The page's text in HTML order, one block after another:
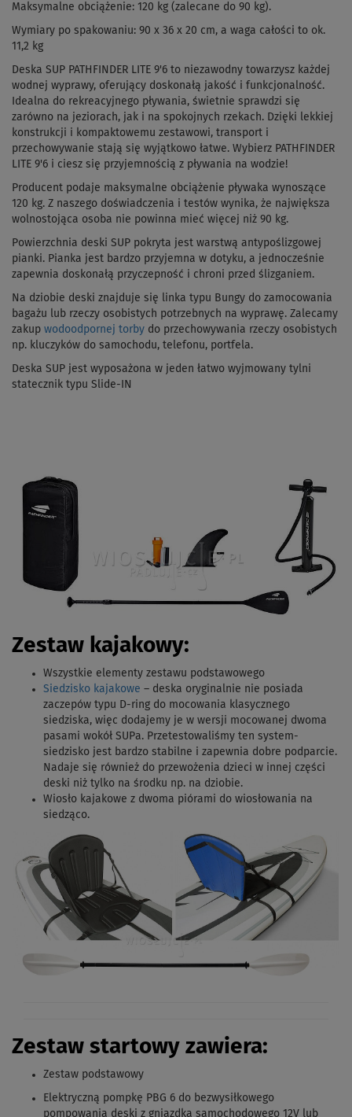
Maksymalne obciążenie: 120 kg (zalecane do 90 kg).
Wymiary po spakowaniu: 90 x 36 x 20 cm, a waga całości to ok.
11,2 kg
Deska SUP PATHFINDER LITE 9'6 to niezawodny towarzysz każdej
wodnej wyprawy, oferujący doskonałą jakość i funkcjonalność.
Idealna do rekreacyjnego pływania, świetnie sprawdzi się
zarówno na jeziorach, jak i na spokojnych rzekach. Dzięki lekkiej
konstrukcji i kompaktowemu zestawowi, transport i
przechowywanie stają się wyjątkowo łatwe. Wybierz PATHFINDER
LITE 9'6 i ciesz się przyjemnością z pływania na wodzie!
Producent podaje maksymalne obciążenie pływaka wynoszące
120 kg. Z naszego doświadczenia i testów wynika, że największa
wolnostojąca osoba nie powinna mieć więcej niż 90 kg.
Powierzchnia deski SUP pokryta jest warstwą antypoślizgowej
pianki. Pianka jest bardzo przyjemna w dotyku, a jednocześnie
zapewnia doskonałą przyczepność i chroni przed ślizganiem.
Na dziobie deski znajduje się linka typu Bungy do zamocowania
bagażu lub rzeczy osobistych potrzebnych na wyprawę. Zalecamy
zakup wodoodpornej torby do przechowywania rzeczy osobistych
np. kluczyków do samochodu, telefonu, portfela.
Deska SUP jest wyposażona w jeden łatwo wyjmowany tylni
statecznik typu Slide-IN
Zestaw kajakowy:
Wszystkie elementy zestawu podstawowego
Siedzisko kajakowe – deska oryginalnie nie posiada
zaczepów typu D-ring do mocowania klasycznego
siedziska, więc dodajemy je w wersji mocowanej dwoma
pasami wokół SUPa. Przetestowaliśmy ten system-
siedzisko jest bardzo stabilne i zapewnia dobre podparcie.
Nadaje się również do przewożenia dzieci w innej części
deski niż tylko na środku np. na dziobie.
Wiosło kajakowe z dwoma piórami do wiosłowania na
siedząco.
Zestaw startowy zawiera:
Zestaw podstawowy
Elektryczną pompkę PBG 6 do bezwysiłkowego
pompowania deski z gniazdka samochodowego 12V lub